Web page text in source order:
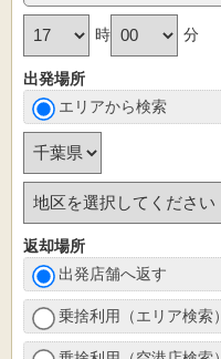
時 分
出発場所
エリアから検索
返却場所
出発店舗へ返す
乗捨利用（エリア検索）